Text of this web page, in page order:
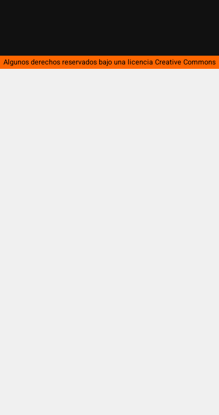
Algunos derechos reservados bajo una licencia Creative Commons